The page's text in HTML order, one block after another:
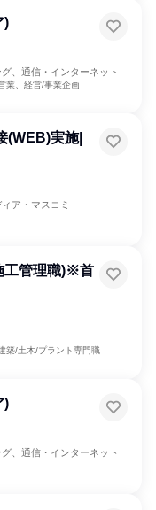
)
、通信・インターネット
業、経営/事業企画
(WEB)実施|
ア・マスコミ
工管理職)※首
築/土木/プラント専門職
)
、通信・インターネット